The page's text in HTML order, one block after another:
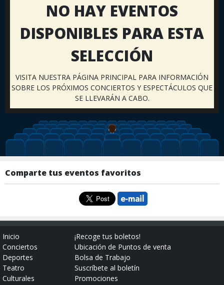
NO HAY EVENTOS
DISPONIBLES PARA ESTA
SELECCIÓN
VISITA NUESTRA PÁGINA PRINCIPAL PARA INFORMACIÓN
SOBRE LOS PRÓXIMOS CONCIERTOS Y ESPECTÁCULOS QUE
SE LLEVARÁN A CABO.
Comparte tus eventos favoritos
Inicio
Conciertos
Deportes
Teatro
Culturales
¡Recoge tus boletos!
Ubicación de Puntos de venta
Bolsa de Trabajo
Suscríbete al boletín
Promociones